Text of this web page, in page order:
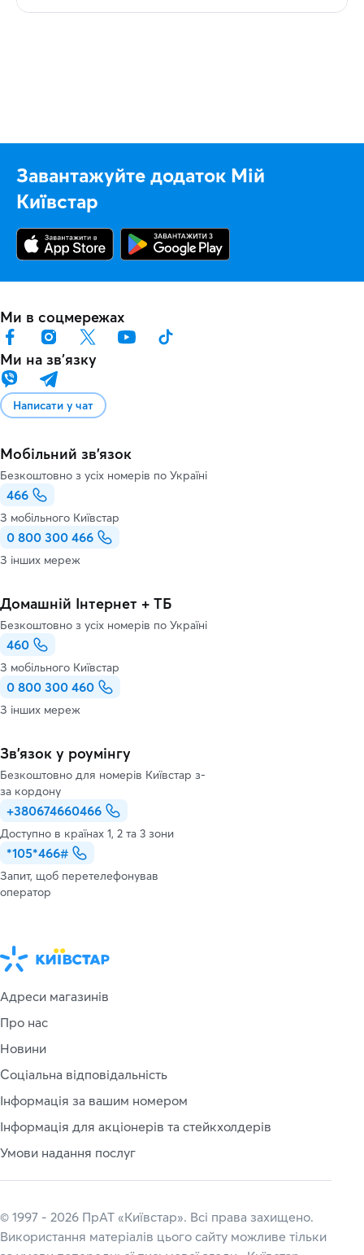
Завантажуйте додаток Мій
Київстар
Ми в соцмережах
Ми на звʼязку
Написати у чат
Мобільний зв'язок
Безкоштовно з усіх номерів по Україні
466
З мобільного Київстар
0 800 300 466
З інших мереж
Домашній Інтернет + ТБ
Безкоштовно з усіх номерів по Україні
460
З мобільного Київстар
0 800 300 460
З інших мереж
Зв’язок у роумінгу
Безкоштовно для номерів Київстар з-
за кордону
+380674660466
Доступно в країнах 1, 2 та 3 зони
*105*466#
Запит, щоб перетелефонував
оператор
Адреси магазинів
Про нас
Новини
Соціальна відповідальність
Інформація за вашим номером
Інформація для акціонерів та стейкхолдерів
Умови надання послуг
© 1997 - 2026 ПрАТ «Київстар». Всі права захищено.
Використання матеріалів цього сайту можливе тільки